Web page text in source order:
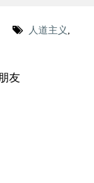
人道主义 ,
友